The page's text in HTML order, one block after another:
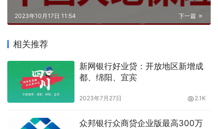
下一篇
2023年10月17日 11:54
相关推荐
新网银行好业贷：开放地区新增成
都、绵阳、宜宾
2023年7月27日 2.1K
众邦银行众商贷企业版最高300万